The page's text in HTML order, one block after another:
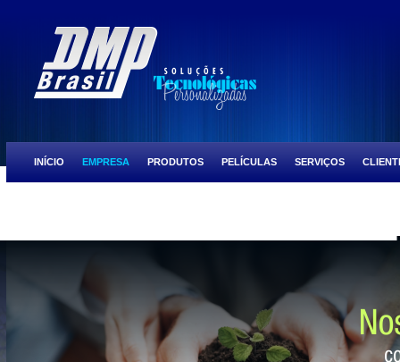
INÍCIO EMPRESA PRODUTOS PELÍCULAS SERVIÇOS